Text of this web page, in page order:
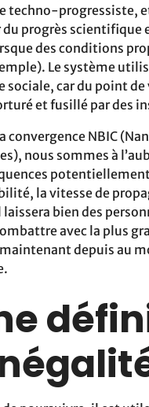
techno-progressiste,
du progrès scientifique
des conditions
Le système
sociale, car du point
et fusillé par des
convergence NBIC
nous sommes à
la vitesse de
bien des
avec la plus
depuis au